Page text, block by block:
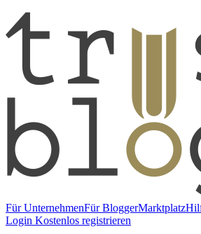
Für UnternehmenFür BloggerMarktplatz
Login Kostenlos registrieren